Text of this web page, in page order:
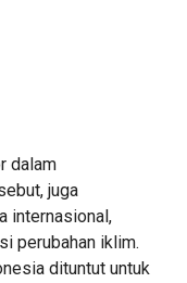
dalam
juga
internasional,
perubahan iklim.
dituntut untuk